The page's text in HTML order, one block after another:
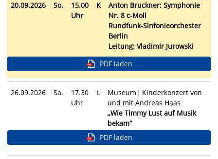
20.09.2026 So.
15.00
Uhr
K
Anton Bruckner: Symphonie
Nr. 8 c-Moll
Rundfunk-Sinfonieorchester
Berlin
Leitung: Vladimir Jurowski
PDF laden
26.09.2026 Sa.
17.30
Uhr
L
Museum| Kinderkonzert von
und mit Andreas Haas
„Wie Timmy Lust auf Musik
bekam“
PDF laden